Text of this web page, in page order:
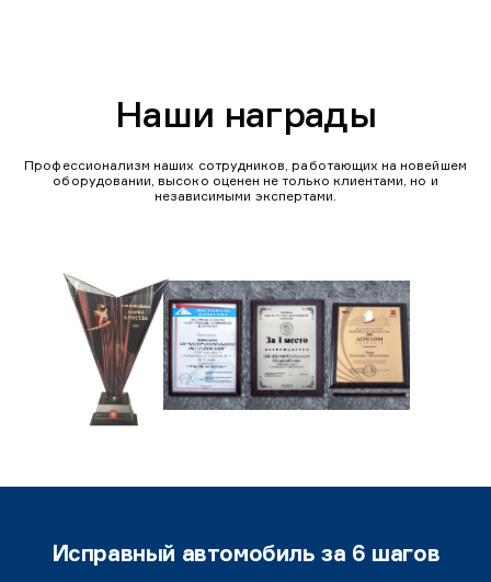
Наши награды
Профессионализм наших сотрудников, работающих на новейшем
оборудовании, высоко оценен не только клиентами, но и
независимыми экспертами.
Исправный автомобиль за 6 шагов